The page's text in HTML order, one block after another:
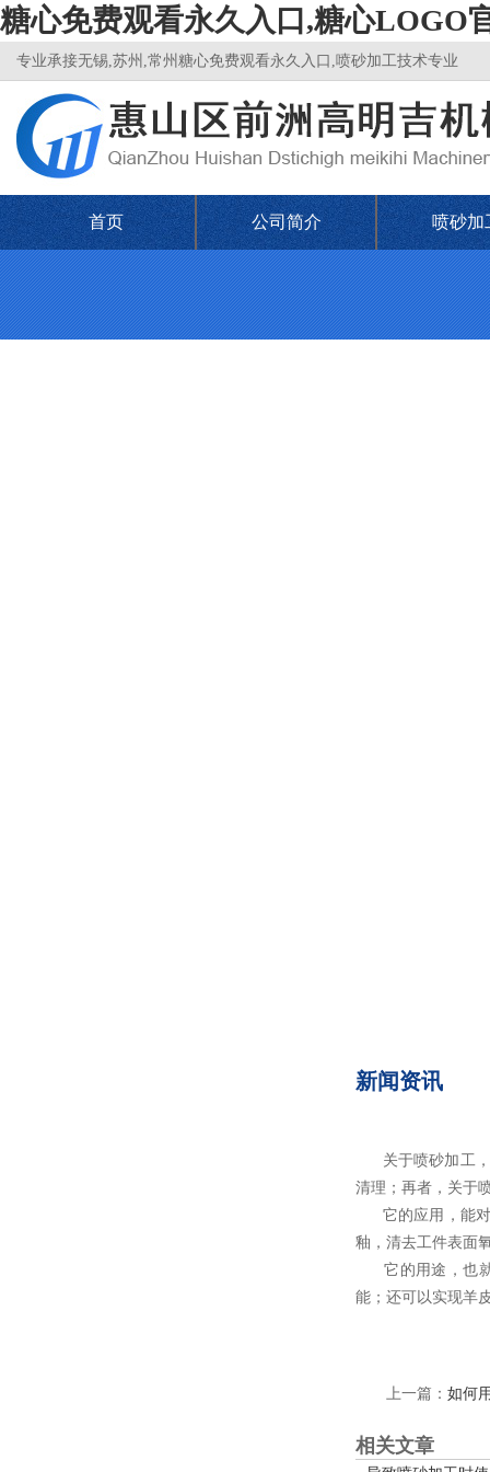
糖心免费观看永久入口,糖心LOGO
专业承接无锡,苏州,常州糖心免费观看永久入口,喷砂加工技术专业
首页 公司简介 喷砂加
新闻资讯
关于喷砂加工
清理；再者，
它的应用，能对
釉，清去工件表
它的用途，也
能；还可以实现
上一篇： 如何
相关文章